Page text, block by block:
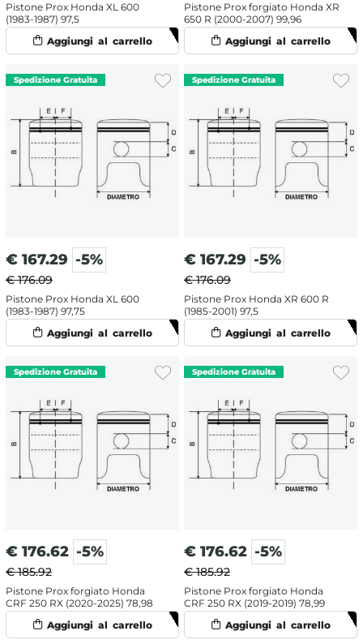
Pistone Prox Honda XL 600
(1983-1987) 97,5
Pistone Prox forgiato Honda XR
650 R (2000-2007) 99,96
€ 167.29 -5%
€ 176.09
Pistone Prox Honda XL 600
(1983-1987) 97,75
€ 167.29 -5%
€ 176.09
Pistone Prox Honda XR 600 R
(1985-2001) 97,5
€ 176.62 -5%
€ 185.92
Pistone Prox forgiato Honda
CRF 250 RX (2020-2025) 78,98
€ 176.62 -5%
€ 185.92
Pistone Prox forgiato Honda
CRF 250 RX (2019-2019) 78,99